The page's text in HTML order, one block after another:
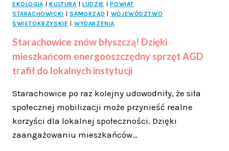
EKOLOGIA KULTURA LUDZIE
POWIAT
STARACHOWICKI
SAMORZĄD
WOJEWÓDZTWO
ŚWIĘTOKRZYSKIE
WYDARZENIA
Starachowice znów błyszczą! Dzięki
mieszkańcom energooszczędny sprzęt AGD
trafił do lokalnych instytucji
Starachowice po raz kolejny udowodniły, że siła
społecznej mobilizacji może przynieść realne
korzyści dla lokalnej społeczności. Dzięki
zaangażowaniu mieszkańców…